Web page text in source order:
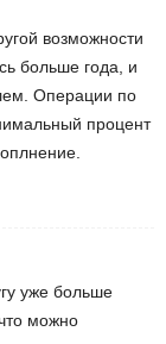
возможности
больше года, и
Операции по
процент
уже больше
можно